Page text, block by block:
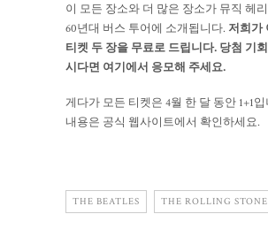
이 모든 장소와 더 많은 장소가 뮤직 헤
60년대 버스 투어에 소개됩니다. 저희가
티켓 두 장을 무료로 드립니다. 당첨 기
시다면 여기에서 응모해 주세요.
게다가 모든 티켓은 4월 한 달 동안 1+1
내용은 공식 웹사이트에서 확인하세요.
THE BEATLES THE ROLLING